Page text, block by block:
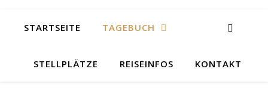
STARTSEITE TAGEBUCH
STELLPLÄTZE REISEINFOS KONTAKT